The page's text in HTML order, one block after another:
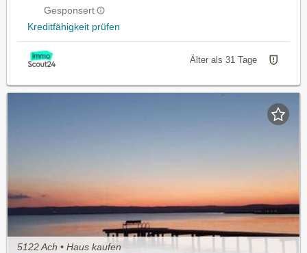
Gesponsert
Kreditfähigkeit prüfen
Älter als 31 Tage
5122 Ach • Haus kaufen